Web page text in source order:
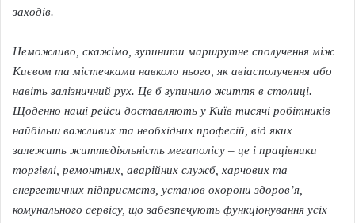
заходів.
Неможливо, скажімо, зупинити маршрутне сполучення між
Києвом та містечками навколо нього, як авіасполучення або
навіть залізничний рух. Це б зупинило життя в столиці.
Щоденно наші рейси доставляють у Київ тисячі робітників
найбільш важливих та необхідних професій, від яких
залежить життєдіяльність мегаполісу – це і працівники
торгівлі, ремонтних, аварійних служб, харчових та
енергетичних підприємств, установ охорони здоров’я,
комунального сервісу, що забезпечують функціонування усіх